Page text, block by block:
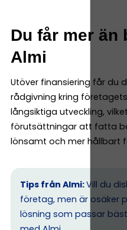
Du får mer än
Almi
Utöver finansiering får du
rådgivning kring
långsiktiga utveckling,
förutsättningar att fatta
lönsamt och mer hållbart
Tips från Almi:Vill du
företag, men är osäker
lösning som passar